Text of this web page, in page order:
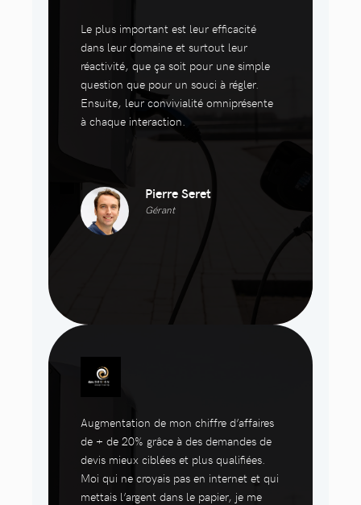
Le plus important est leur efficacité
dans leur domaine et surtout leur
réactivité, que ça soit pour une simple
question que pour un souci à régler.
Ensuite, leur convivialité omniprésente
à chaque interaction.
Pierre Seret
Gérant
Augmentation de mon chiffre d’affaires
de + de 20% grâce à des demandes de
devis mieux ciblées et plus qualifiées.
Moi qui ne croyais pas en internet et qui
mettais l’argent dans le papier, je me